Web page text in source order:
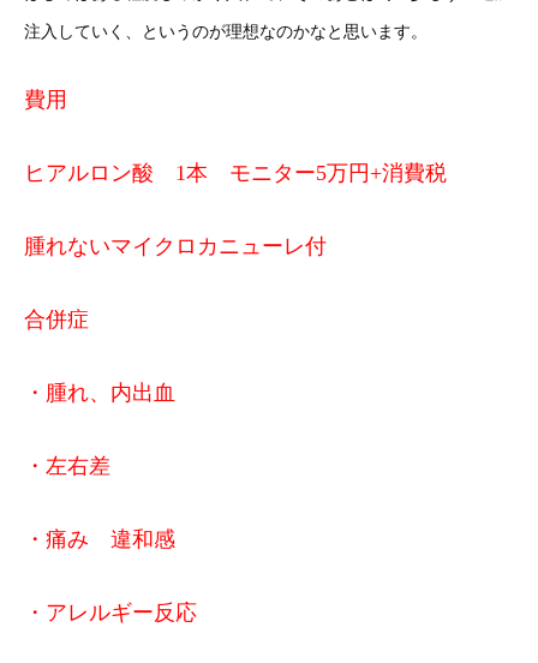
注入していく、というのが理想なのかなと思います。
費用
ヒアルロン酸 1本 モニター5万円+消費税
腫れないマイクロカニューレ付
合併症
・腫れ、内出血
・左右差
・痛み 違和感
・アレルギー反応